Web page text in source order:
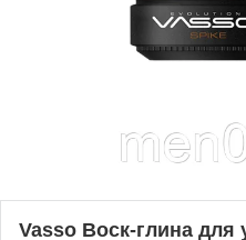
Vasso Воск-глина для